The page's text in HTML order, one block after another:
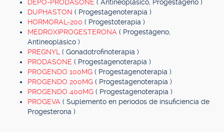
DEPO-PRODASONE ( Antineoplásico, Progestágeno )
DUPHASTON ( Progestagenoterapia )
HORMORAL-200 ( Progestoterapia )
MEDROXIPROGESTERONA ( Progestágeno,
Antineoplásico )
PREGNYL ( Gonadotrofinoterapia )
PRODASONE ( Progestagenoterapia )
PROGENDO 100MG ( Progestagenoterapia )
PROGENDO 200MG ( Progestagenoterapia )
PROGENDO 400MG ( Progestagenoterapia )
PROGEVA ( Suplemento en períodos de insuficiencia de
Progesterona )